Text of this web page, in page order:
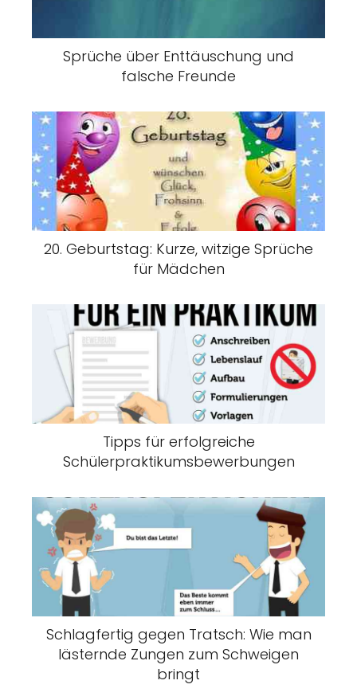
Sprüche über Enttäuschung und
falsche Freunde
20. Geburtstag: Kurze, witzige Sprüche
für Mädchen
Tipps für erfolgreiche
Schülerpraktikumsbewerbungen
Schlagfertig gegen Tratsch: Wie man
lästernde Zungen zum Schweigen
bringt